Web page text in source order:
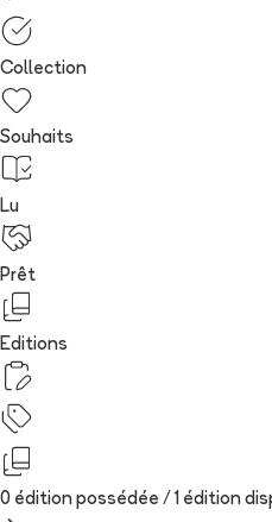
Collection
Souhaits
Lu
Prêt
Editions
0 édition possédée / 1 édition